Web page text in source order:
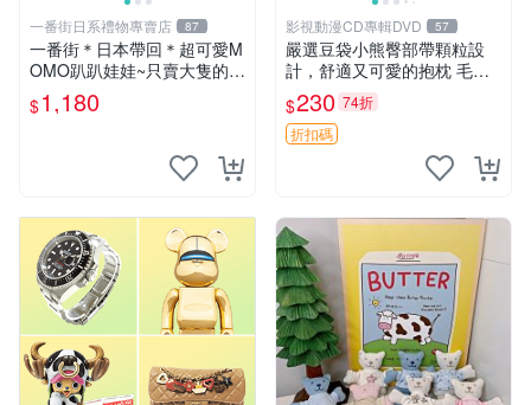
一番街日系禮物專賣店 87
一番街＊日本帶回＊超可愛M
OMO趴趴娃娃~只賣大隻的1
號~單隻價～生日禮物
$1,180
影視動漫CD專輯DVD 57
嚴選豆袋小熊臀部帶顆粒設
計，舒適又可愛的抱枕 毛絨
抱枕、臀部按摩、坐墊
$230 74折
折扣碼